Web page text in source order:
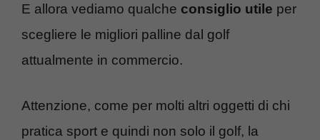
E allora vediamo qualche consiglio utile per
scegliere le migliori palline dal golf
attualmente in commercio.
Attenzione, come per molti altri oggetti di chi
pratica sport e quindi non solo il golf, la